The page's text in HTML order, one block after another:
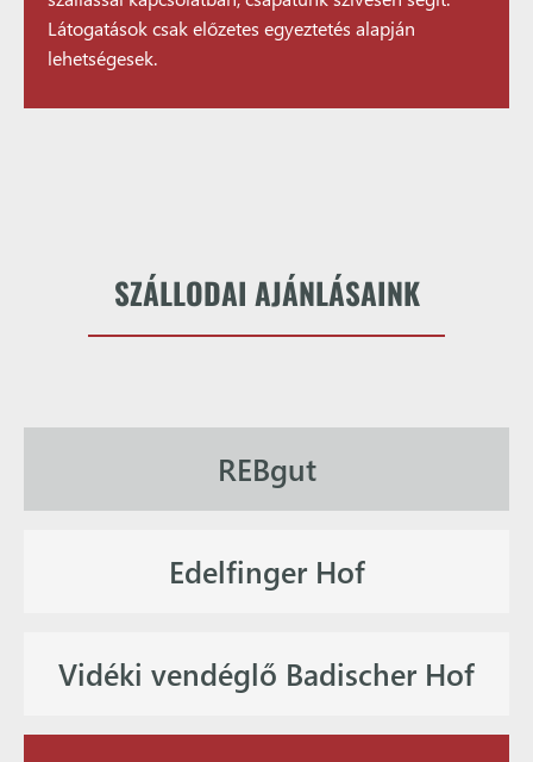
Látogatások csak előzetes egyeztetés alapján
lehetségesek.
SZÁLLODAI AJÁNLÁSAINK
REBgut
Edelfinger Hof
Vidéki vendéglő Badischer Hof